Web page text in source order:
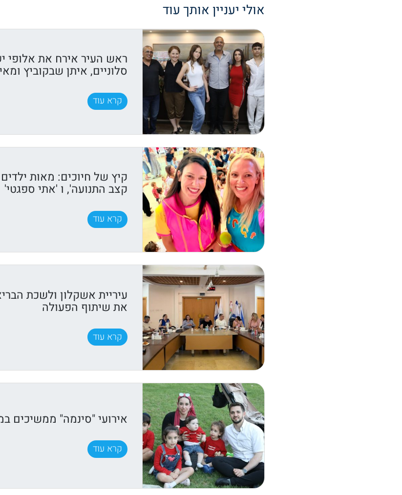
אולי יעניין אותך עוד
ראש העיר אירח את אלופי
סלוניים, איתן שבקוביץ
קרא עוד
קיץ של חיוכים: מאות
קצב התנועה', ו 'אתי ספגטי'
קרא עוד
עיריית אשקלון ולשכת
את שיתוף הפעולה
קרא עוד
אירועי "סינמה" ממשיכים
קרא עוד